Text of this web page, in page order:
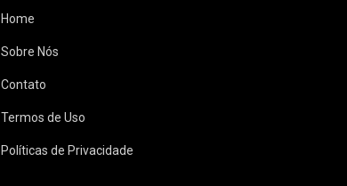
Home
Sobre Nós
Contato
Termos de Uso
Políticas de Privacidade